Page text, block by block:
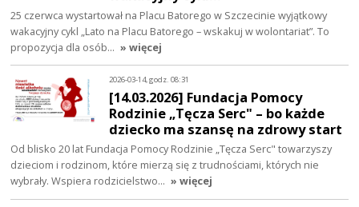
25 czerwca wystartował na Placu Batorego w Szczecinie wyjątkowy
wakacyjny cykl „Lato na Placu Batorego – wskakuj w wolontariat”. To
propozycja dla osób… » więcej
2026-03-14, godz. 08:31
[14.03.2026] Fundacja Pomocy
Rodzinie „Tęcza Serc" – bo każde
dziecko ma szansę na zdrowy start
Od blisko 20 lat Fundacja Pomocy Rodzinie „Tęcza Serc" towarzyszy
dzieciom i rodzinom, które mierzą się z trudnościami, których nie
wybrały. Wspiera rodzicielstwo… » więcej